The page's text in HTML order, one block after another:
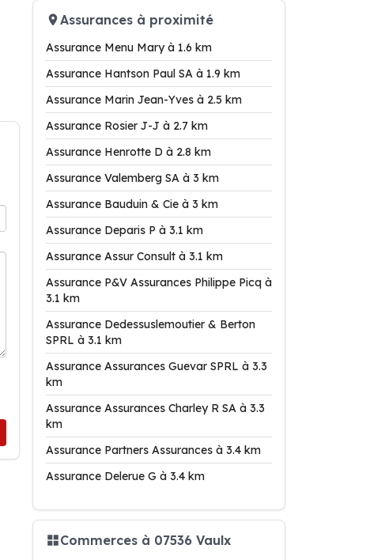
Assurances à proximité
Assurance Menu Mary à 1.6 km
Assurance Hantson Paul SA à 1.9 km
Assurance Marin Jean-Yves à 2.5 km
Assurance Rosier J-J à 2.7 km
Assurance Henrotte D à 2.8 km
Assurance Valemberg SA à 3 km
Assurance Bauduin & Cie à 3 km
Assurance Deparis P à 3.1 km
Assurance Assur Consult à 3.1 km
Assurance P&V Assurances Philippe Picq à
3.1 km
Assurance Dedessuslemoutier & Berton
SPRL à 3.1 km
Assurance Assurances Guevar SPRL à 3.3
km
Assurance Assurances Charley R SA à 3.3
km
Assurance Partners Assurances à 3.4 km
Assurance Delerue G à 3.4 km
Commerces à 07536 Vaulx